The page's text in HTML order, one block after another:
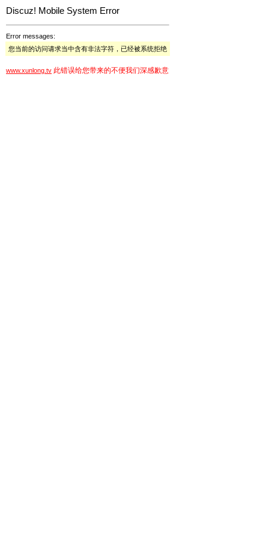
Discuz! Mobile System Error
Error messages:
您当前的访问请求当中含有非法字符，已经被系统拒绝
www.xunlong.tv 此错误给您带来的不便我们深感歉意